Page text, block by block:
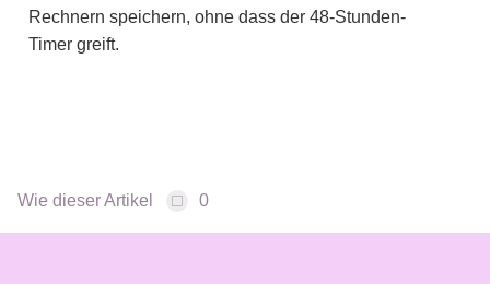
Rechnern speichern, ohne dass der 48-Stunden-
Timer greift.
Wie dieser Artikel 0